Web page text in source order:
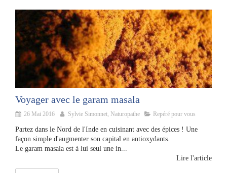
Voyager avec le garam masala
26 Mai 2016 Sylvie Simonnet, Naturopathe Repéré pour vous
Partez dans le Nord de l'Inde en cuisinant avec des épices ! Une
façon simple d'augmenter son capital en antioxydants.
Le garam masala est à lui seul une in...
Lire l'article